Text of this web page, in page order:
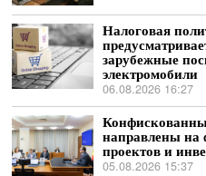
Налоговая
зарубежные
электромобили
06.08.2026 16:27
направлены на
проектов и
05.08.2026 15:37